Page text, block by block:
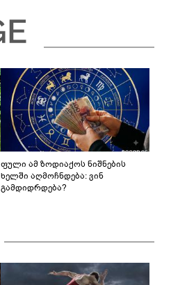
ფული ამ ზოდიაქოს ნიშნების
ხელში აღმოჩნდება: ვინ
გამდიდრდება?